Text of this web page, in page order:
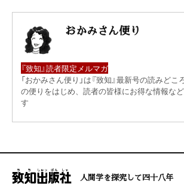
おかみさん便り
『致知』読者限定メルマガ
「おかみさん便り」は『致知』最新号の読みど
の便りをはじめ、読者の皆様にお得な情報な
す
人間学を探究して四十八年